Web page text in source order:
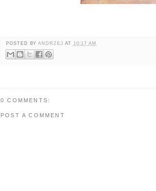
POSTED BYANDRZEJ AT 10:17 AM
0 COMMENTS:
POST A COMMENT